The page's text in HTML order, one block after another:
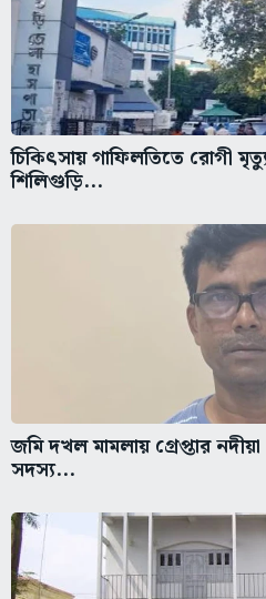
চিকিৎসায় গাফিলতিতে রোগী
শিলিগুড়ি...
জমি দখল মামলায় গ্রেপ্তার
সদস্য...